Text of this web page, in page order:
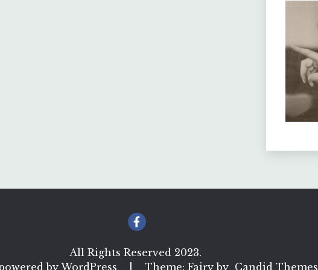
All Rights Reserved 2023.
by WordPress
Theme: Fairy by Candid Themes